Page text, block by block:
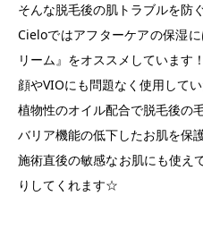
そんな脱毛後の肌トラブルを防ぐ
Cieloではアフターケアの保湿
リーム』をオススメしています！
顔やVIOにも問題なく使用してい
植物性のオイル配合で脱毛後の
バリア機能の低下したお肌を保
施術直後の敏感なお肌にも使え
りしてくれます☆